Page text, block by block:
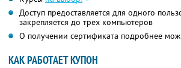
Доступ предоставляется для одного
закрепляется до трех компьютеров
О получении сертификата подробнее
КАК РАБОТАЕТ КУПОН